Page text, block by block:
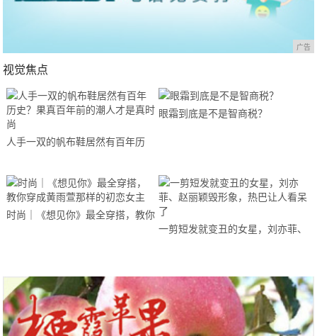
广告
视觉焦点
人手一双的帆布鞋居然有百年历
眼霜到底是不是智商税？
时尚｜《想见你》最全穿搭，教你
一剪短发就变丑的女星，刘亦菲、